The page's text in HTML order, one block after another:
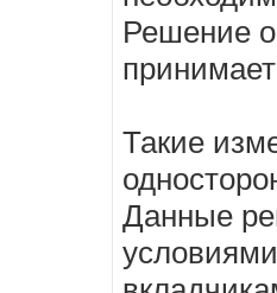
Решение
Такие
Данные